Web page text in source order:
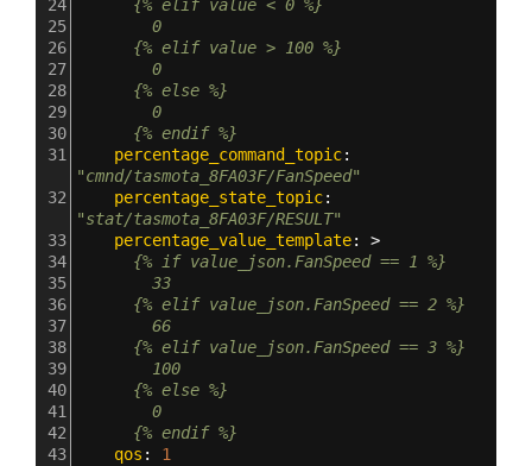
24
{% elif value < 0 %}
25
0
26
{% elif value > 100 %}
27
0
28
{% else %}
29
30
{% endif %}
31
percentage_command_topic
"cmnd/tasmota_8FA03F/FanSpeed"
32
percentage_state_topic
"stat/tasmota_8FA03F/RESULT"
33
percentage_value_template: >
34
{% if value_json.FanSpeed == 1 %}
35
33
36
{% elif value_json.FanSpeed == 2 %}
37
66
38
{% elif value_json.FanSpeed == 3 %}
39
100
40
{% else %}
41
42
{% endif %}
43
qos : 1